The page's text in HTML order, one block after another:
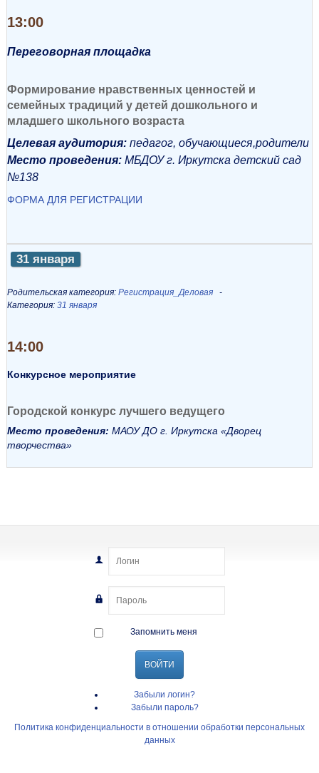
13:00
Переговорная площадка
Формирование нравственных ценностей и
семейных традиций у детей дошкольного и
младшего школьного возраста
Целевая аудитория:педагог, обучающиеся,родители
Место проведения: МБДОУ г. Иркутска детский сад
№138
ФОРМА ДЛЯ РЕГИСТРАЦИИ
31 января
Родительская категория: Регистрация_Деловая
Категория: 31 января
14:00
Конкурсное мероприятие
Городской конкурс лучшего ведущего
Место проведения: МАОУ ДО г. Иркутска «Дворец
творчества»
Запомнить меня
ВОЙТИ
Забыли логин?
Забыли пароль?
Политика конфиденциальности в отношении обработки персональных
данных